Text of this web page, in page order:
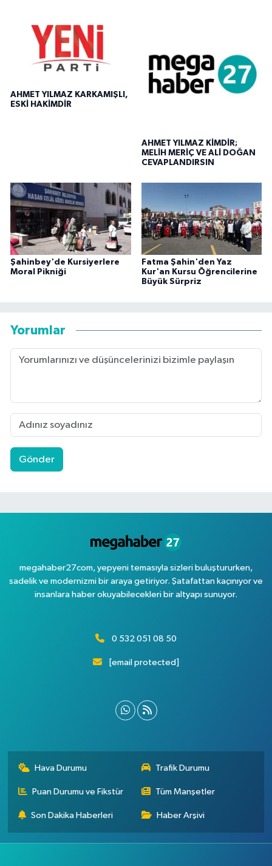
AHMET YILMAZ KARKAMIŞLI,
ESKİ HAKİMDİR
AHMET YILMAZ KİMDİR;
MELİH MERİÇ VE ALİ DOĞAN
CEVAPLANDIRSIN
Şahinbey'de Kursiyerlere
Moral Pikniği
Fatma Şahin'den Yaz
Kur'an Kursu Öğrencilerine
Büyük Sürpriz
Yorumlar
Gönder
megahaber27com, yepyeni temasıyla sizleri buluştururken,
sadelik ve modernizmi bir araya getiriyor. Şatafattan kaçınıyor ve
insanlara haber okuyabilecekleri bir altyapı sunuyor.
0 532 051 08 50
[email protected]
Hava Durumu Trafik Durumu
Puan Durumu ve Fikstür Tüm Manşetler
Son Dakika Haberleri Haber Arşivi